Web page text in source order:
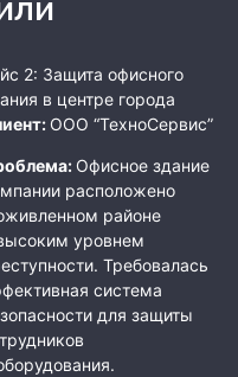
2: Защита офисного
в центре города
ООО “ТехноСервис”
Офисное здание
расположено
районе
уровнем
Требовалась
система
для защиты